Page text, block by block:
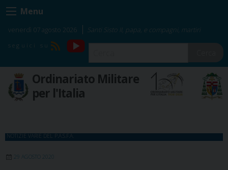
Skip
to
content
Menu
venerdì 07 agosto 2026 Santi Sisto II, papa, e compagni, martiri
RSS
YouTube
Ordinariato Militare
per l'Italia
NOTIZIE VARIE DEL P.A.S.F.A.
29 AGOSTO 2020